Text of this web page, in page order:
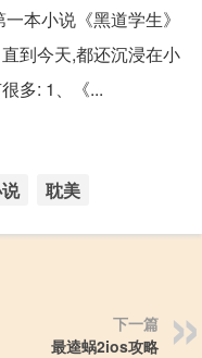
本小说《黑道学生》
到今天,都还沉浸在小
多: 1、《...
耽美
下一篇
最逵蜗2ios攻略